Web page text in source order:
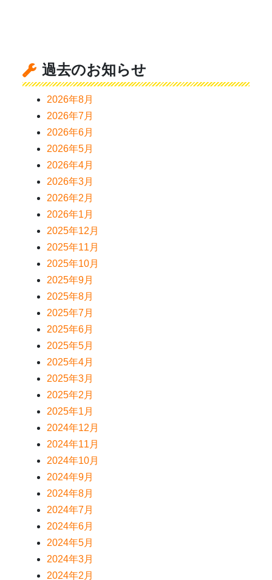
過去のお知らせ
2026年8月
2026年7月
2026年6月
2026年5月
2026年4月
2026年3月
2026年2月
2026年1月
2025年12月
2025年11月
2025年10月
2025年9月
2025年8月
2025年7月
2025年6月
2025年5月
2025年4月
2025年3月
2025年2月
2025年1月
2024年12月
2024年11月
2024年10月
2024年9月
2024年8月
2024年7月
2024年6月
2024年5月
2024年3月
2024年2月